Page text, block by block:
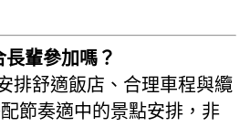
輩參加嗎？
排舒適飯店、合理車程與纜
節奏適中的景點安排，非